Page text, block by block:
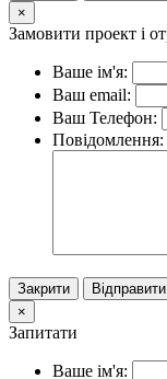
×
Замовити проект і
Ваше ім'я:
Ваш email:
Ваш Телефон:
Повідомлення:
Закрити
Відправити
×
Запитати
Ваше ім'я: